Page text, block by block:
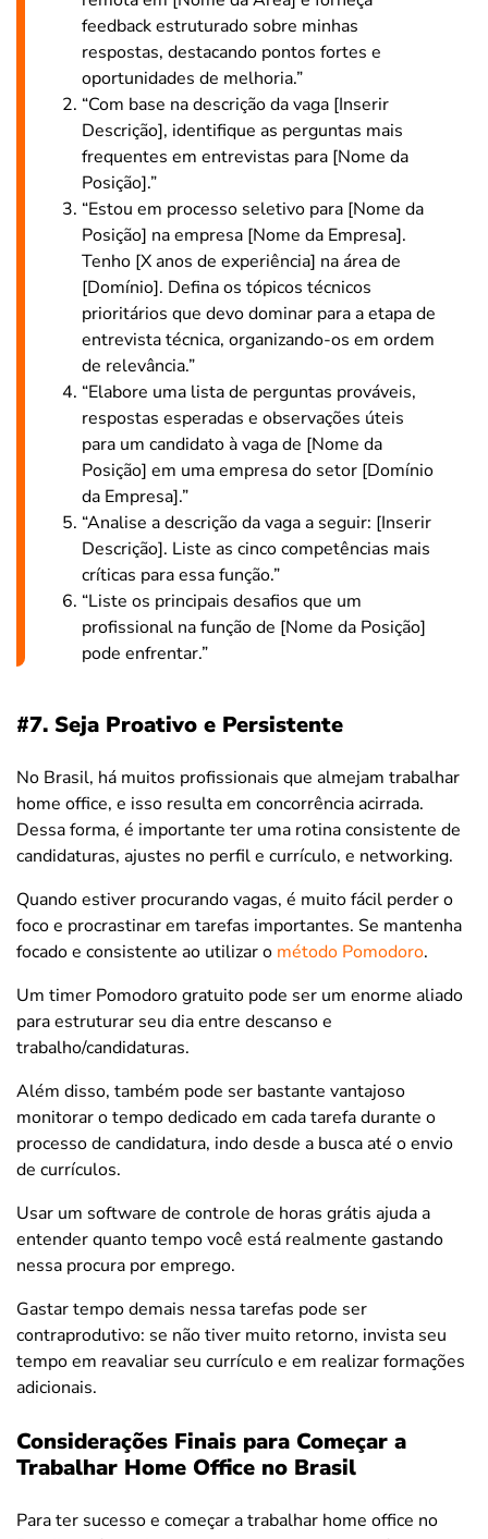
feedback estruturado sobre minhas
respostas, destacando pontos fortes e
oportunidades de melhoria.”
“Com base na descrição da vaga [Inserir
Descrição], identifique as perguntas mais
frequentes em entrevistas para [Nome da
Posição].”
“Estou em processo seletivo para [Nome da
Posição] na empresa [Nome da Empresa].
Tenho [X anos de experiência] na área de
[Domínio]. Defina os tópicos técnicos
prioritários que devo dominar para a etapa de
entrevista técnica, organizando-os em ordem
de relevância.”
“Elabore uma lista de perguntas prováveis,
respostas esperadas e observações úteis
para um candidato à vaga de [Nome da
Posição] em uma empresa do setor [Domínio
da Empresa].”
“Analise a descrição da vaga a seguir: [Inserir
Descrição]. Liste as cinco competências mais
críticas para essa função.”
“Liste os principais desafios que um
profissional na função de [Nome da Posição]
pode enfrentar.”
#7. Seja Proativo e Persistente
No Brasil, há muitos profissionais que almejam trabalhar
home office, e isso resulta em concorrência acirrada.
Dessa forma, é importante ter uma rotina consistente de
candidaturas, ajustes no perfil e currículo, e networking.
Quando estiver procurando vagas, é muito fácil perder o
foco e procrastinar em tarefas importantes. Se mantenha
focado e consistente ao utilizar o método Pomodoro.
Um timer Pomodoro gratuito pode ser um enorme aliado
para estruturar seu dia entre descanso e
trabalho/candidaturas.
Além disso, também pode ser bastante vantajoso
monitorar o tempo dedicado em cada tarefa durante o
processo de candidatura, indo desde a busca até o envio
de currículos.
Usar um software de controle de horas grátis ajuda a
entender quanto tempo você está realmente gastando
nessa procura por emprego.
Gastar tempo demais nessa tarefas pode ser
contraprodutivo: se não tiver muito retorno, invista seu
tempo em reavaliar seu currículo e em realizar formações
adicionais.
Considerações Finais para Começar a
Trabalhar Home Office no Brasil
Para ter sucesso e começar a trabalhar home office no